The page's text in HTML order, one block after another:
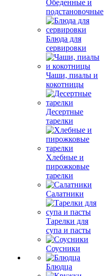
Обеденные и
подстановочные
Блюда для
сервировки
Чаши, пиалы и
кокотницы
Десертные
тарелки
Хлебные и
пирожковые
тарелки
Салатники
Тарелки для
супа и пасты
Соусники
Блюдца